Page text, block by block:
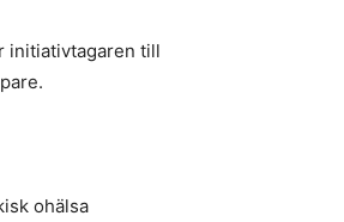
initiativtagaren till
ohälsa